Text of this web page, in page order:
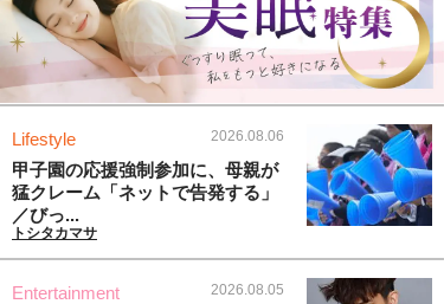
Lifestyle 2026.08.06
甲子園の応援強制参加に、母親が
猛クレーム「ネットで告発する」
／びっ...
トシタカマサ
Entertainment 2026.08.05